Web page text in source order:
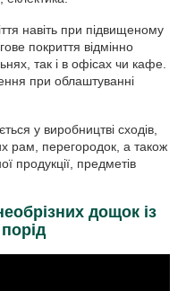
навіть при підвищеному
покриття відмінно
так і в офісах чи кафе.
при облаштуванні
у виробництві сходів,
рам, перегородок, а також
продукції, предметів
дощок із